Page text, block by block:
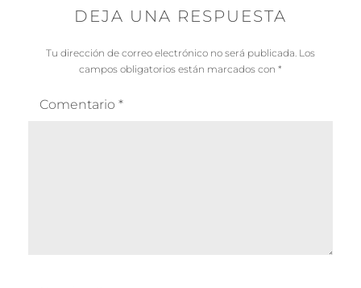
DEJA UNA RESPUESTA
Tu dirección de correo electrónico no será publicada. Los
campos obligatorios están marcados con *
Comentario *